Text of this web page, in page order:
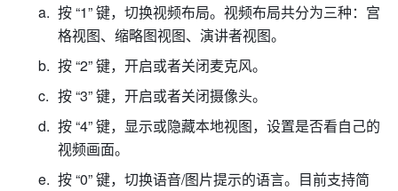
按 “1” 键，切换视频布局。视频布局共分为三种：宫
格视图、缩略图视图、演讲者视图。
按 “2” 键，开启或者关闭麦克风。
按 “3” 键，开启或者关闭摄像头。
按 “4” 键，显示或隐藏本地视图，设置是否看自己的
视频画面。
按 “0” 键，切换语音/图片提示的语言。目前支持简